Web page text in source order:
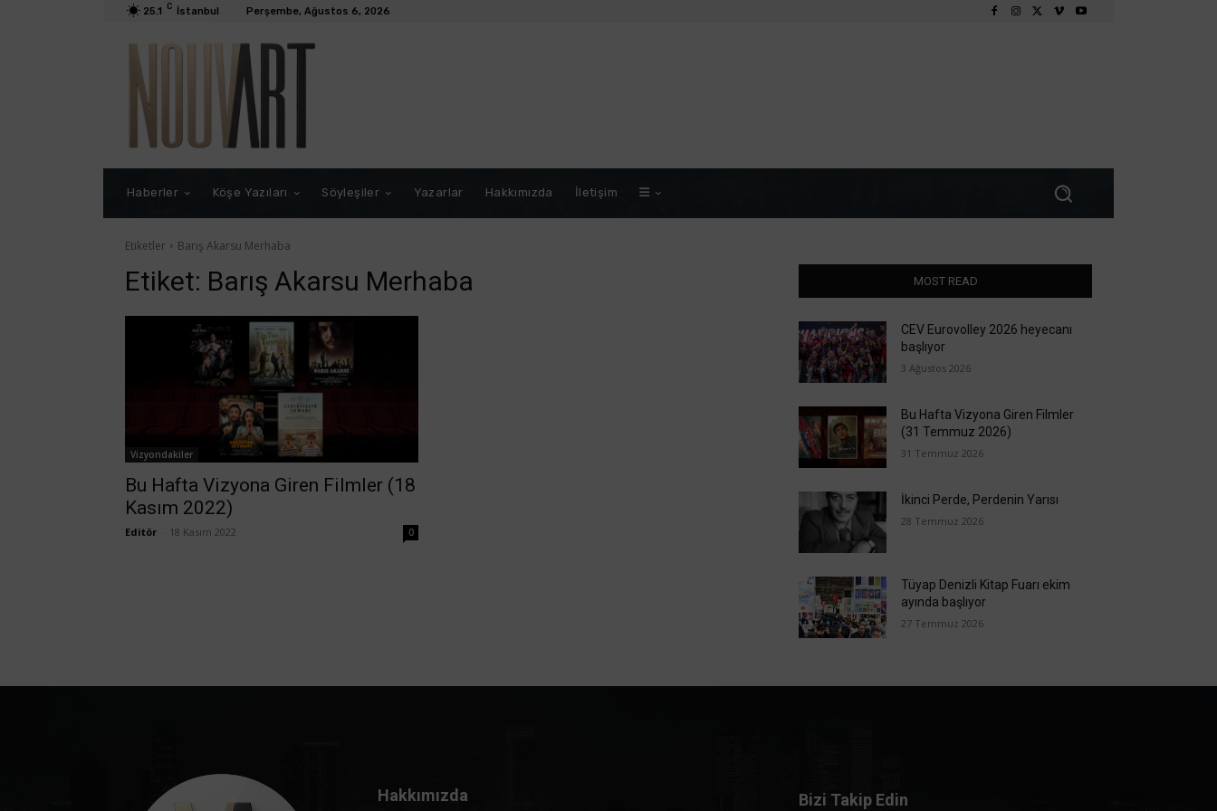
25.1 C İstanbul Perşembe, Ağustos 6, 2026
Haberler Köşe Yazıları Söyleşiler Yazarlar Hakkımızda İletişim
Etiketler Barış Akarsu Merhaba
Etiket: Barış Akarsu Merhaba
Vizyondakiler
Bu Hafta Vizyona Giren Filmler (18
Kasım 2022)
Editör 18 Kasım 2022 0
MOST READ
CEV Eurovolley 2026 heyecanı
başlıyor
3 Ağustos 2026
Bu Hafta Vizyona Giren Filmler
(31 Temmuz 2026)
31 Temmuz 2026
İkinci Perde, Perdenin Yarısı
28 Temmuz 2026
Tüyap Denizli Kitap Fuarı ekim
ayında başlıyor
27 Temmuz 2026
Hakkımızda Bizi Takip Edin